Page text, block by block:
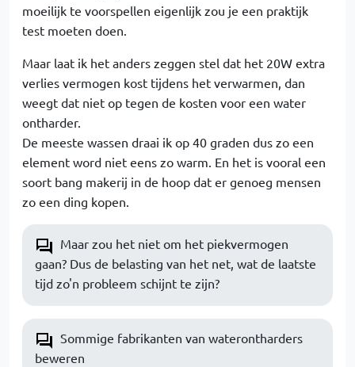
moeilijk te voorspellen eigenlijk zou je een praktijk
test moeten doen.
Maar laat ik het anders zeggen stel dat het 20W extra
verlies vermogen kost tijdens het verwarmen, dan
weegt dat niet op tegen de kosten voor een water
ontharder.
De meeste wassen draai ik op 40 graden dus zo een
element word niet eens zo warm. En het is vooral een
soort bang makerij in de hoop dat er genoeg mensen
zo een ding kopen.
Maar zou het niet om het piekvermogen
gaan? Dus de belasting van het net, wat de laatste
tijd zo'n probleem schijnt te zijn?
Sommige fabrikanten van waterontharders
beweren